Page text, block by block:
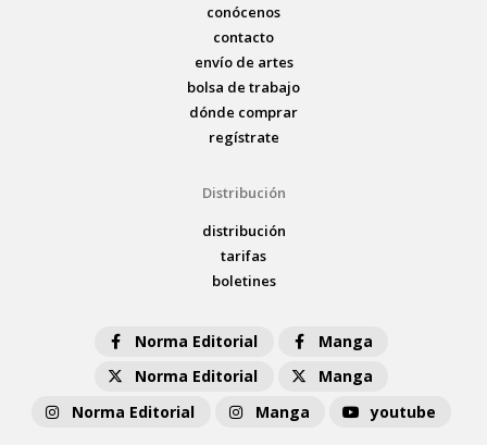
conócenos
contacto
envío de artes
bolsa de trabajo
dónde comprar
regístrate
Distribución
distribución
tarifas
boletines
Norma Editorial
Manga
Norma Editorial
Manga
Norma Editorial
Manga youtube